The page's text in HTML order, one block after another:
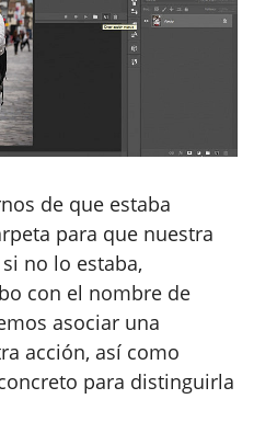
de que estaba
para que nuestra
no lo estaba,
con el nombre de
asociar una
acción, así como
para distinguirla